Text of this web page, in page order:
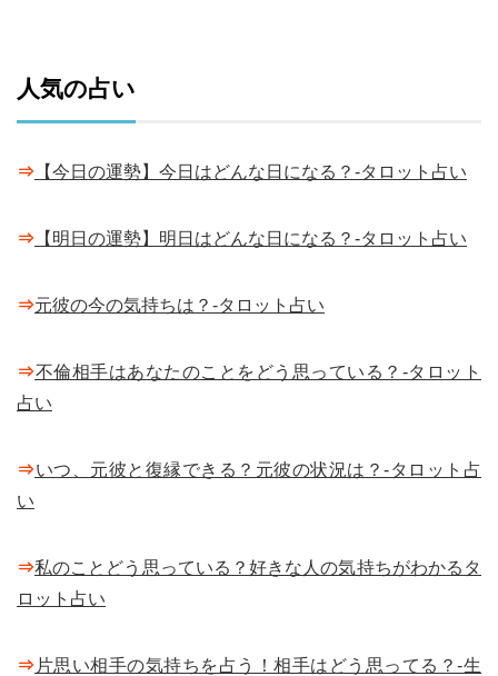
人気の占い
⇒ 【今日の運勢】今日はどんな日になる？-タロット占い
⇒ 【明日の運勢】明日はどんな日になる？-タロット占い
⇒元彼の今の気持ちは？-タロット占い
⇒不倫相手はあなたのことをどう思っている？-タロット
占い
⇒いつ、元彼と復縁できる？元彼の状況は？-タロット占
い
⇒私のことどう思っている？好きな人の気持ちがわかるタ
ロット占い
⇒ 片思い相手の気持ちを占う！相手はどう思ってる？-生